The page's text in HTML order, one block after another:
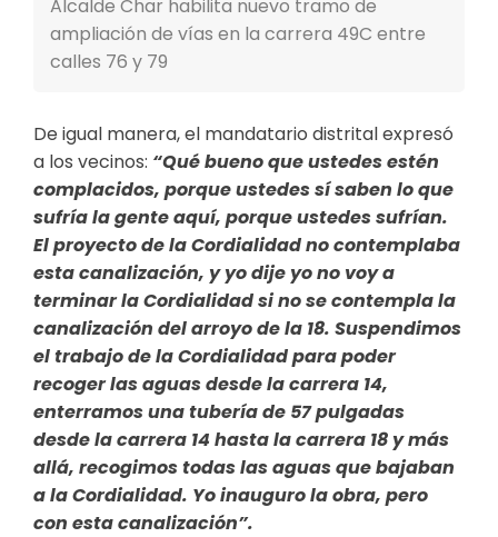
Alcalde Char habilita nuevo tramo de
ampliación de vías en la carrera 49C entre
calles 76 y 79
De igual manera, el mandatario distrital expresó
a los vecinos: “Qué bueno que ustedes estén
complacidos, porque ustedes sí saben lo que
sufría la gente aquí, porque ustedes sufrían.
El proyecto de la Cordialidad no contemplaba
esta canalización, y yo dije yo no voy a
terminar la Cordialidad si no se contempla la
canalización del arroyo de la 18. Suspendimos
el trabajo de la Cordialidad para poder
recoger las aguas desde la carrera 14,
enterramos una tubería de 57 pulgadas
desde la carrera 14 hasta la carrera 18 y más
allá, recogimos todas las aguas que bajaban
a la Cordialidad. Yo inauguro la obra, pero
con esta canalización”.